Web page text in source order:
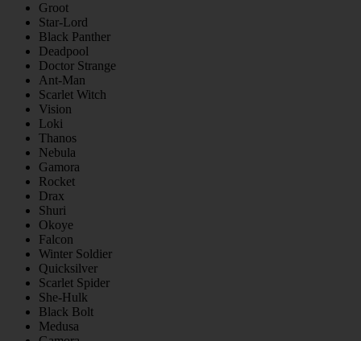
Groot
Star-Lord
Black Panther
Deadpool
Doctor Strange
Ant-Man
Scarlet Witch
Vision
Loki
Thanos
Nebula
Gamora
Rocket
Drax
Shuri
Okoye
Falcon
Winter Soldier
Quicksilver
Scarlet Spider
She-Hulk
Black Bolt
Medusa